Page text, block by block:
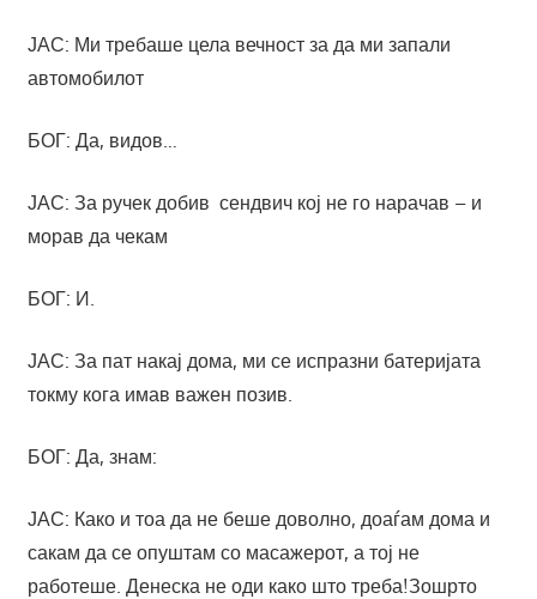
ЈАС: Ми требаше цела вечност за да ми запали
автомобилот
БОГ: Да, видов…
ЈАС: За ручек добив сендвич кој не го нарачав – и
морав да чекам
БОГ: И.
ЈАС: За пат накај дома, ми се испразни батеријата
токму кога имав важен позив.
БОГ: Да, знам:
ЈАС: Како и тоа да не беше доволно, доаѓам дома и
сакам да се опуштам со масажерот, а тој не
работеше. Денеска не оди како што треба!Зошрто